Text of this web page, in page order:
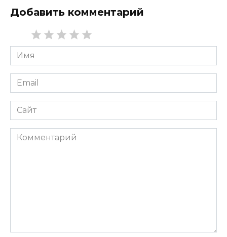
Добавить комментарий
Имя
*
Email
*
Сайт
Комментарий